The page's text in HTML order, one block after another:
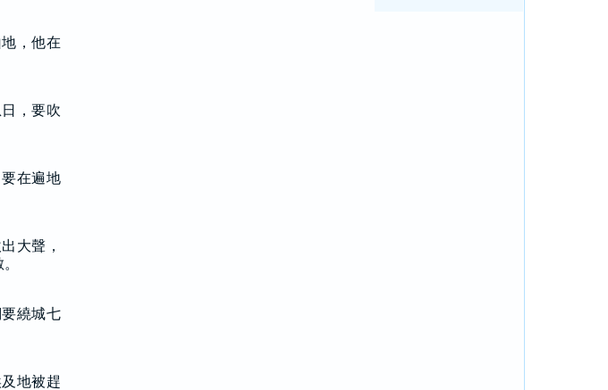
，他在
，要吹
在遍地
大聲，
繞城七
地被趕